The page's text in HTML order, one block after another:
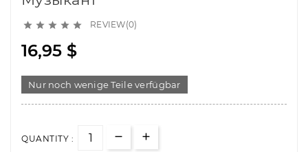
     REVIEW(0)
16,95 $
Nur noch wenige Teile verfügbar
QUANTITY :